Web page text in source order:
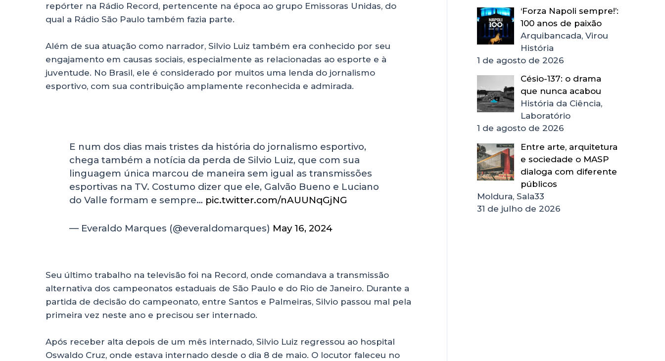
repórter na Rádio Record, pertencente na época ao grupo Emissoras Unidas, do
qual a Rádio São Paulo também fazia parte.
Além de sua atuação como narrador, Silvio Luiz também era conhecido por seu
engajamento em causas sociais, especialmente as relacionadas ao esporte e à
juventude. No Brasil, ele é considerado por muitos uma lenda do jornalismo
esportivo, com sua contribuição amplamente reconhecida e admirada.
E num dos dias mais tristes da história do jornalismo esportivo,
chega também a notícia da perda de Silvio Luiz, que com sua
linguagem única marcou de maneira sem igual as transmissões
esportivas na TV. Costumo dizer que ele, Galvão Bueno e Luciano
do Valle formam e sempre… pic.twitter.com/nAUUNqGjNG
— Еveraldo Marques (@everaldomarques) May 16, 2024
Seu último trabalho na televisão foi na Record, onde comandava a transmissão
alternativa dos campeonatos estaduais de São Paulo e do Rio de Janeiro. Durante a
partida de decisão do campeonato, entre Santos e Palmeiras, Silvio passou mal pela
primeira vez neste ano e precisou ser internado.
Após receber alta depois de um mês internado, Silvio Luiz regressou ao hospital
Oswaldo Cruz, onde estava internado desde o dia 8 de maio. O locutor faleceu no
‘Forza Napoli sempre!’:
100 anos de paixão
Arquibancada, Virou
História
1 de agosto de 2026
Césio-137: o drama
que nunca acabou
História da Ciência,
Laboratório
1 de agosto de 2026
Entre arte, arquitetura
e sociedade o MASP
dialoga com diferente
públicos
Moldura, Sala33
31 de julho de 2026